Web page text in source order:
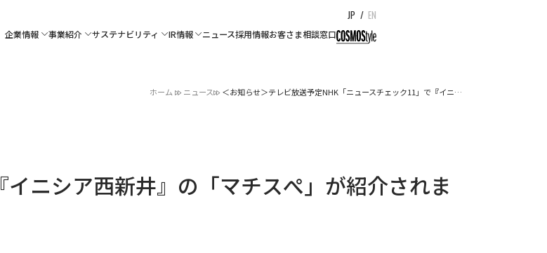
企業情報 事業紹介 サステナビリティ IR情報 ニュース採用情報お客さま相談窓口
JP / EN
ホーム ニュース
＜お知らせ＞テレビ放送予定NHK「ニュースチェック11」で『イニ…
ニシア西新井』の「マチスぺ」が紹介されま